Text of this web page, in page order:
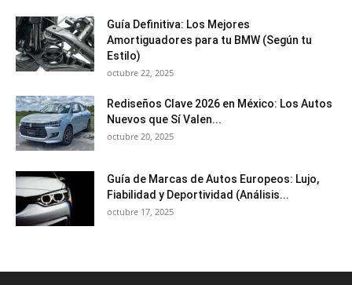
Guía Definitiva: Los Mejores
Amortiguadores para tu BMW (Según tu
Estilo)
octubre 22, 2025
Rediseños Clave 2026 en México: Los Autos
Nuevos que Sí Valen...
octubre 20, 2025
Guía de Marcas de Autos Europeos: Lujo,
Fiabilidad y Deportividad (Análisis...
octubre 17, 2025